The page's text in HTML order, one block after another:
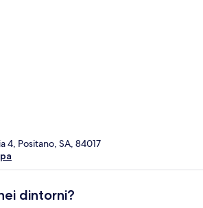
4, Positano, SA, 84017
dintorni?